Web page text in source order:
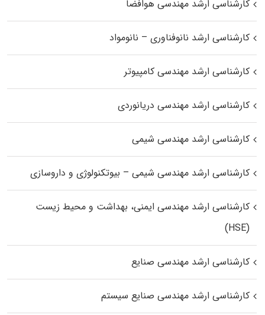
کارشناسی ارشد مهندسی هوافضا
کارشناسی ارشد نانوفناوری – نانومواد
کارشناسی ارشد مهندسی کامپیوتر
کارشناسی ارشد مهندسی دریانوردی
کارشناسی ارشد مهندسی شیمی
کارشناسی ارشد مهندسی شیمی – بیوتکنولوژی و داروسازی
کارشناسی ارشد مهندسی ایمنی، بهداشت و محیط زیست
(HSE)
کارشناسی ارشد مهندسی صنایع
کارشناسی ارشد مهندسی صنایع سیستم